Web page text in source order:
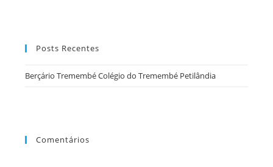
Posts Recentes
Berçário Tremembé Colégio do Tremembé Petilândia
Comentários